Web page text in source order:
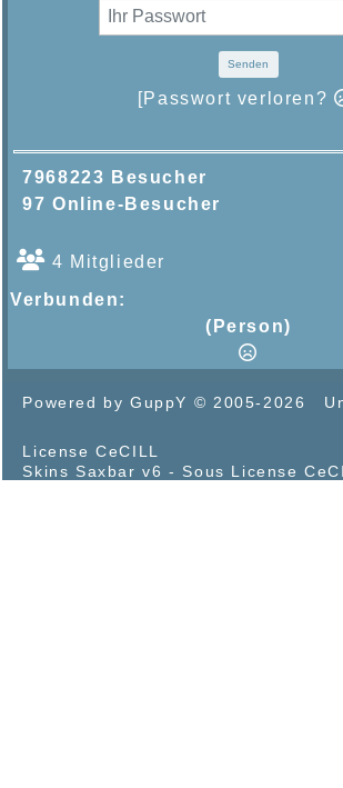
Senden
[Passwort verloren?
7968223 Besucher
97 Online-Besucher
4 Mitglieder
Verbunden:
(Person)
Powered by GuppY © 2005-2026
License CeCILL
Skins Saxbar v6 - Sous License